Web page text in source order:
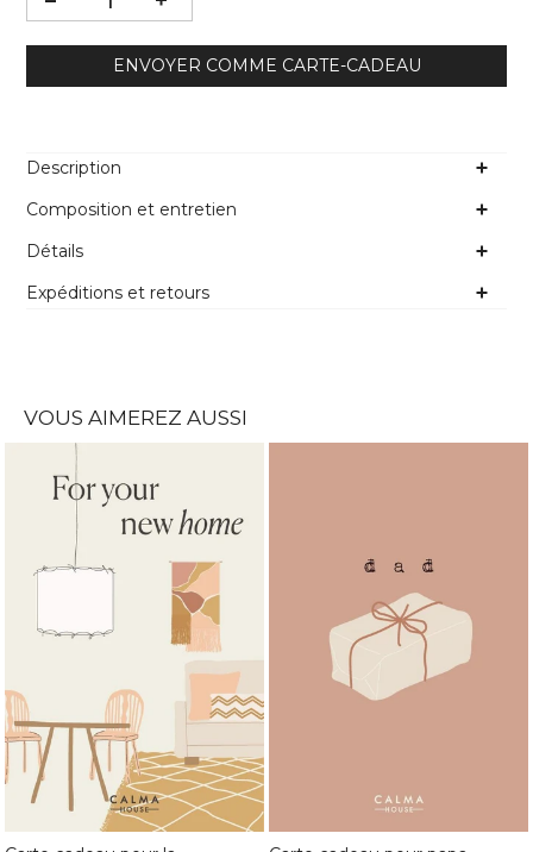
ENVOYER COMME CARTE-CADEAU
Description
Composition et entretien
Détails
Expéditions et retours
VOUS AIMEREZ AUSSI